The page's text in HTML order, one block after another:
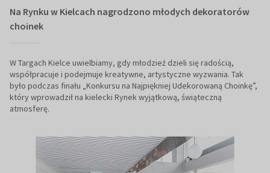
Na Rynku w Kielcach nagrodzono młodych dekoratorów
choinek
W Targach Kielce uwielbiamy, gdy młodzież dzieli się radością,
współpracuje i podejmuje kreatywne, artystyczne wyzwania. Tak
było podczas finału „Konkursu na Najpiękniej Udekorowaną Choinkę”,
który wprowadził na kielecki Rynek wyjątkową, świąteczną
atmosferę.